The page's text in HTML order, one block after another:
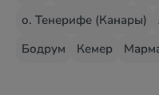
о. Тенерифе (Канары)
Бодрум
Кемер